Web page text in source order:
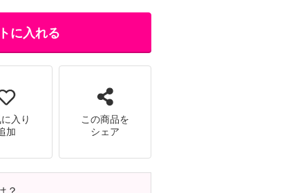
に入れる
入り
加
この商品を
シェア